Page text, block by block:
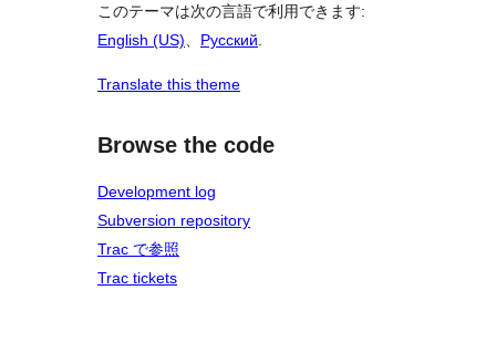
このテーマは次の言語で利用できます:
English (US)、 Русский.
Translate this theme
Browse the code
Development log
Subversion repository
Trac で参照
Trac tickets